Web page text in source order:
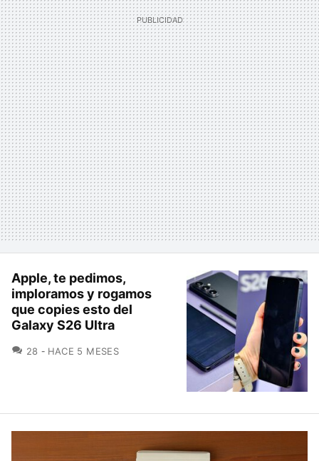
Apple, te pedimos,
imploramos y rogamos
que copies esto del
Galaxy S26 Ultra
28 COMENTARIOS
HACE 5 MESES